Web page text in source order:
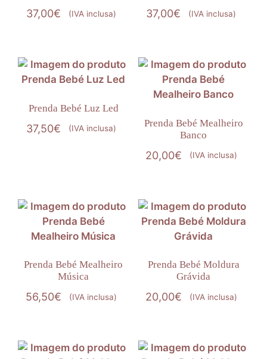
37,00€ (IVA inclusa) 37,00€ (IVA inclusa)
Prenda Bebé Luz Led
37,50€ (IVA inclusa)
Prenda Bebé Mealheiro
Banco
20,00€ (IVA inclusa)
Prenda Bebé Mealheiro
Música
56,50€ (IVA inclusa)
Prenda Bebé Moldura
Grávida
20,00€ (IVA inclusa)